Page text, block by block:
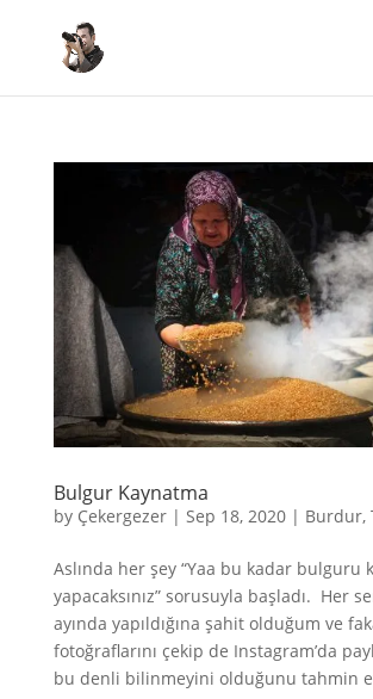
Bulgur Kaynatma
by Çekergezer| Sep 18, 2020| Burdur,
Aslında her şey “Yaa bu kadar bulguru
yapacaksınız” sorusuyla başladı. Her
ayında yapıldığına şahit olduğum ve
fotoğraflarını çekip de Instagram’da
bu denli bilinmeyini olduğunu tahmin